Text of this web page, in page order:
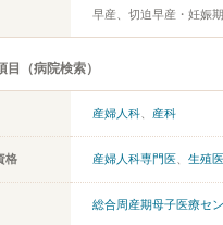
早産、切迫早産・妊娠
目（病院検索）
産婦人科 産科
格 産婦人科専門医 生殖
総合周産期母子医療セ